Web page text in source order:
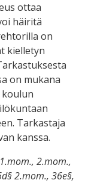
ottaa
häiritä
on
kielletyn
on mukana
Tarkastaja
kanssa.
2.mom.,
2.mom., 36e§,